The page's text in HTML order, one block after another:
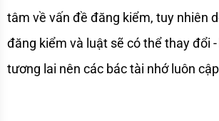
tâm về vấn đề đăng kiểm, tuy nhiên
đăng kiểm và luật sẽ có thể thay đổi
tương lai nên các bác tài nhớ luôn